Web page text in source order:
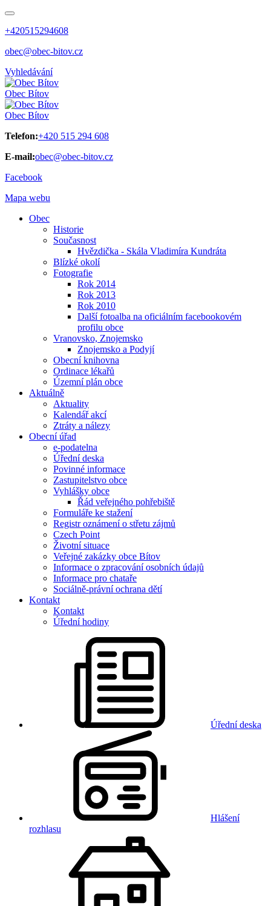
+420515294608
obec@obec-bitov.cz
Vyhledávání
Obec Bítov
Obec Bítov
Telefon:+420 515 294 608
E-mail:obec@obec-bitov.cz
Facebook
Mapa webu
Obec
Historie
Současnost
Hvězdička - Skála Vladimíra Kundráta
Blízké okolí
Fotografie
Rok 2014
Rok 2013
Rok 2010
Další fotoalba na oficiálním facebookovém
profilu obce
Vranovsko, Znojemsko
Znojemsko a Podyjí
Obecní knihovna
Ordinace lékařů
Územní plán obce
Aktuálně
Aktuality
Kalendář akcí
Ztráty a nálezy
Obecní úřad
e-podatelna
Úřední deska
Povinné informace
Zastupitelstvo obce
Vyhlášky obce
Řád veřejného pohřebiště
Formuláře ke stažení
Registr oznámení o střetu zájmů
Czech Point
Životní situace
Veřejné zakázky obce Bítov
Informace o zpracování osobních údajů
Informace pro chataře
Sociálně-právní ochrana dětí
Kontakt
Kontakt
Úřední hodiny
Úřední deska
Hlášení
rozhlasu